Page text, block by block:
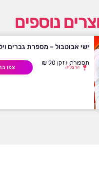
נוספים
ישי אבוטבול – מספרת גברים
תספורת +זקן 90 ₪
הרצליה צפו